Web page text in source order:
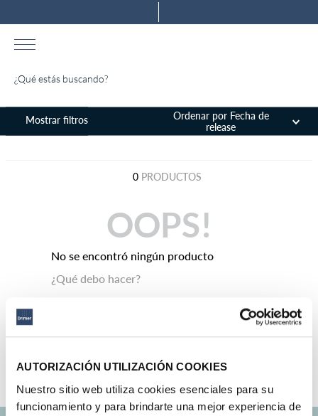
AUTORIZACIÓN UTILIZACIÓN COOKIES
Nuestro sitio web utiliza cookies esenciales para su
funcionamiento y para brindarte una mejor experiencia de
¿Qué estás buscando?
Ordenar por Fecha de
release
0 PRODUCTOS
OOPS!
No se encontró ningún producto
¿Qué debo hacer?
Comprueba los términos ingresados
Utiliza términos genéricos en la
Intenta buscar sinónimos del término
deseado
TÉRMINOS MÁS BUSCADOS
1.
colchones drimer
cabecera
protector
8.
9.
fiamma